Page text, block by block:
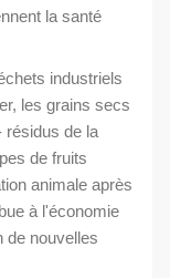
la santé
industriels
les grains secs
résidus de la
de fruits
animale après
à l'économie
de nouvelles